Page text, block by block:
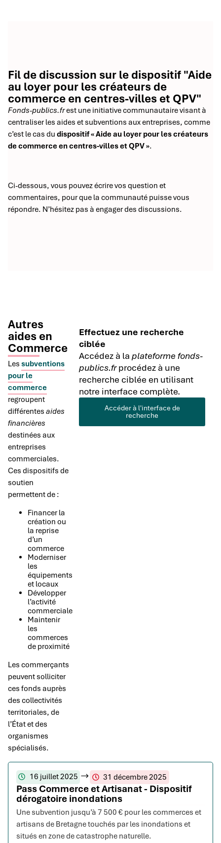
Fil de discussion sur le dispositif "Aide
au loyer pour les créateurs de
commerce en centres-villes et QPV"
Fonds-publics.frest une initiative communautaire visant à
centraliser les aides et subventions aux entreprises, comme
c’est le cas du dispositif « Aide au loyer pour les créateurs
de commerce en centres-villes et QPV ».
Ci-dessous, vous pouvez écrire vos question et
commentaires, pour que la communauté puisse vous
répondre. N’hésitez pas à engager des discussions.
Autres
aides en
Commerce
Les subventions
pour le
commerce
regroupent
différentes aides
financières
destinées aux
entreprises
commerciales.
Ces dispositifs de
soutien
permettent de :
Financer la
création ou
la reprise
d’un
commerce
Moderniser
les
équipements
et locaux
Développer
l’activité
commerciale
Maintenir
les
commerces
de proximité
Les commerçants
peuvent solliciter
ces fonds auprès
des collectivités
territoriales, de
l’État et des
organismes
spécialisés.
Effectuez une recherche
ciblée
Accédez à laplateforme fonds-
publics.frprocédez à une
recherche ciblée en utilisant
notre interface complète.
Accéder à l'interface de
recherche
16 juillet 2025 31 décembre 2025
Pass Commerce et Artisanat - Dispositif
dérogatoire inondations
Une subvention jusqu’à 7 500 € pour les commerces et
artisans de Bretagne touchés par les inondations et
situés en zone de catastrophe naturelle.